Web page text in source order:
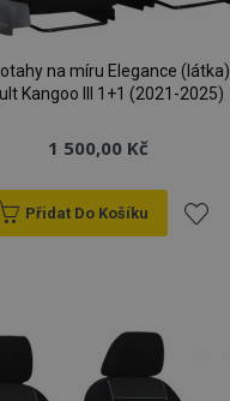
na míru Elegance (látka)
Kangoo III 1+1 (2021-2025)
1 500,00 Kč
Přidat Do Košíku